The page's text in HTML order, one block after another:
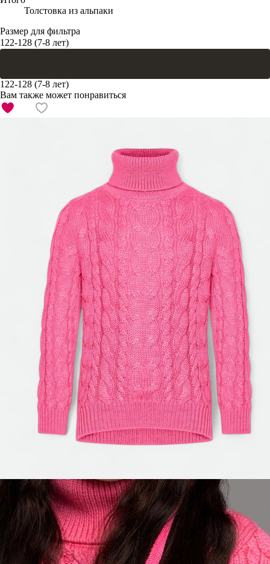
Толстовка из альпаки
Размер для фильтра
122-128 (7-8 лет)
122-128 (7-8 лет)
Вам также может понравиться